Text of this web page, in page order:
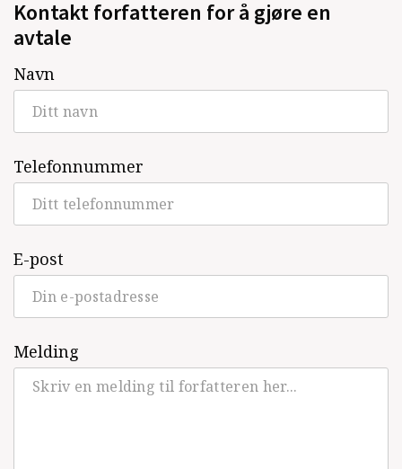
Kontakt forfatteren for å gjøre en
avtale
Navn
Telefonnummer
E-post
Melding